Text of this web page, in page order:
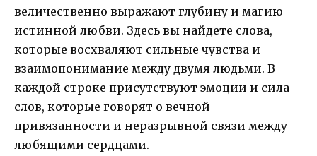
величественно выражают глубину и магию
истинной любви. Здесь вы найдете слова,
которые восхваляют сильные чувства и
взаимопонимание между двумя людьми. В
каждой строке присутствуют эмоции и сила
слов, которые говорят о вечной
привязанности и неразрывной связи между
любящими сердцами.